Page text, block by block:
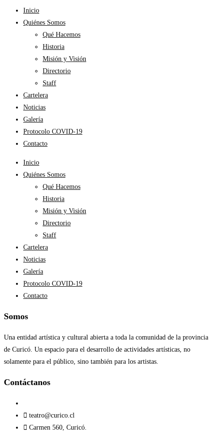
Inicio
Quiénes Somos
Qué Hacemos
Historia
Misión y Visión
Directorio
Staff
Cartelera
Noticias
Galería
Protocolo COVID-19
Contacto
Inicio
Quiénes Somos
Qué Hacemos
Historia
Misión y Visión
Directorio
Staff
Cartelera
Noticias
Galería
Protocolo COVID-19
Contacto
Somos
Una entidad artística y cultural abierta a toda la comunidad de la provincia
de Curicó. Un espacio para el desarrollo de actividades artísticas, no
solamente para el público, sino también para los artistas.
Contáctanos​
teatro@curico.cl
Carmen 560, Curicó.